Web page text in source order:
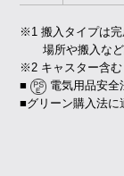
※1 搬入タイプは完
場所や搬入な
※2 キャスター含む
■
電気用品安全
■グリーン購入法に